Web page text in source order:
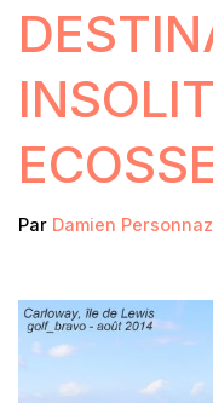
Par Damien Personnaz